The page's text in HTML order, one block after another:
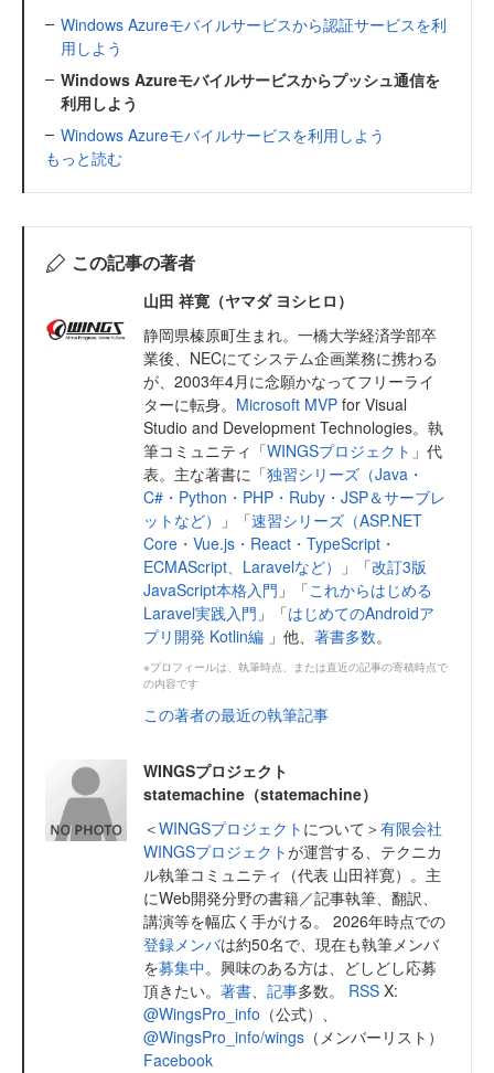
Windows Azureモバイルサービスから認証サービスを利
用しよう
Windows Azureモバイルサービスからプッシュ通信を
利用しよう
Windows Azureモバイルサービスを利用しよう
もっと読む
この記事の著者
山田 祥寛（ヤマダ ヨシヒロ）
静岡県榛原町生まれ。一橋大学経済学部卒
業後、NECにてシステム企画業務に携わる
が、2003年4月に念願かなってフリーライ
ターに転身。 Microsoft MVP for Visual
Studio and Development Technologies。執
筆コミュニティ「WINGSプロジェクト 」代
表。主な著書に「独習シリーズ（Java・
C#・Python・PHP・Ruby・JSP＆サーブレ
ットなど）
」「速習シリーズ（ASP.NET
Core・Vue.js・React・TypeScript・
ECMAScript、Laravelなど）
」「改訂3版
JavaScript本格入門 」「これからはじめる
Laravel実践入門 」「はじめてのAndroidア
プリ開発 Kotlin編 」他、 著書多数。
※プロフィールは、執筆時点、または直近の記事の寄稿時点で
の内容です
この著者の最近の執筆記事
WINGSプロジェクト
statemachine（statemachine）
＜WINGSプロジェクト について＞有限会社
WINGSプロジェクトが運営する、テクニカ
ル執筆コミュニティ（代表 山田祥寛）。主
にWeb開発分野の書籍／記事執筆、翻訳、
講演等を幅広く手がける。 2026年時点での
登録メンバは約50名で、現在も執筆メンバ
を募集中。興味のある方は、どしどし応募
頂きたい。 著書、 記事多数。 RSS X:
@WingsPro_info （公式）、
@WingsPro_info/wings （メンバーリスト）
Facebook